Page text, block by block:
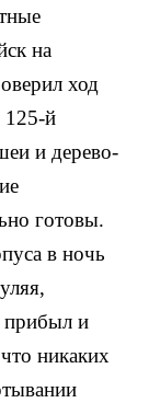
на
ход
125-й
и дерево-
готовы.
в ночь
прибыл и
никаких